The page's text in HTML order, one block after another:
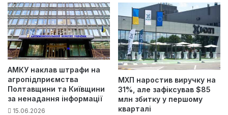
АМКУ наклав штрафи на
агропідприємства
Полтавщини та Київщини
за ненадання інформації
15.06.2026
МХП наростив виручку на
31%, але зафіксував $85
млн збитку у першому
кварталі